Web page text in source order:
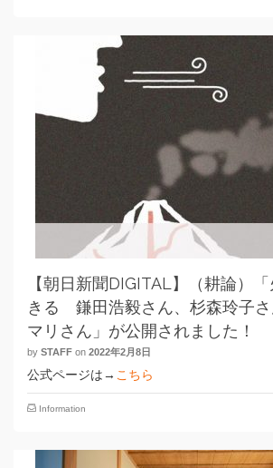
【朝日新聞DIGITAL】（耕論）
きる 鎌田浩毅さん、杉森玲子さ
マリさん」が公開されました！
by STAFF on 2022年2月8日
公式ページは→ こちら
Information